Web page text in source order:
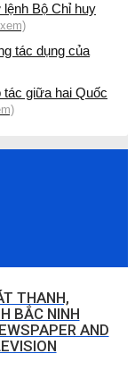
Bộ Chỉ huy
tác dụng của
tác giữa hai Quốc
THANH,
BẮC NINH
AND